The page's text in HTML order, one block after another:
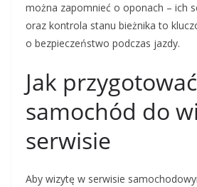
można zapomnieć o oponach – ich
oraz kontrola stanu bieżnika to
o bezpieczeństwo podczas jazdy.
Jak przygotować
samochód do
serwisie
Aby wizytę w serwisie